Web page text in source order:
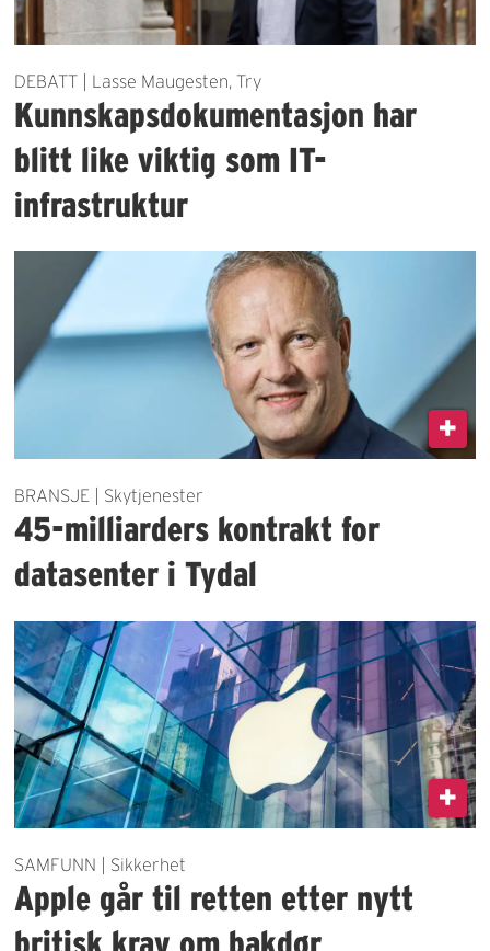
DEBATT | Lasse Maugesten, Try
Kunnskapsdokumentasjon har
blitt like viktig som IT-
infrastruktur
BRANSJE | Skytjenester
45-milliarders kontrakt for
datasenter i Tydal
SAMFUNN | Sikkerhet
Apple går til retten etter nytt
britisk krav om bakdør